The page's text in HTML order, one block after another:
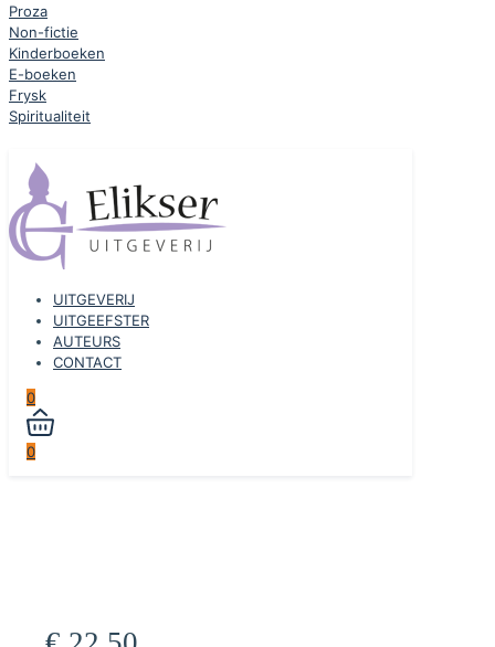
Proza
Non-fictie
Kinderboeken
E-boeken
Frysk
Spiritualiteit
UITGEVERIJ
UITGEEFSTER
AUTEURS
CONTACT
0
0